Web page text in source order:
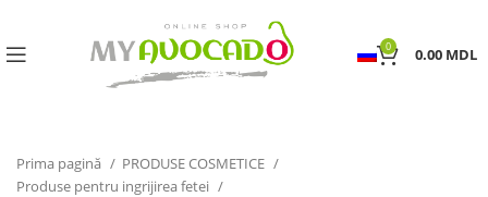
0 0.00 MDL
Prima pagină
PRODUSE COSMETICE
Produse pentru ingrijirea fetei